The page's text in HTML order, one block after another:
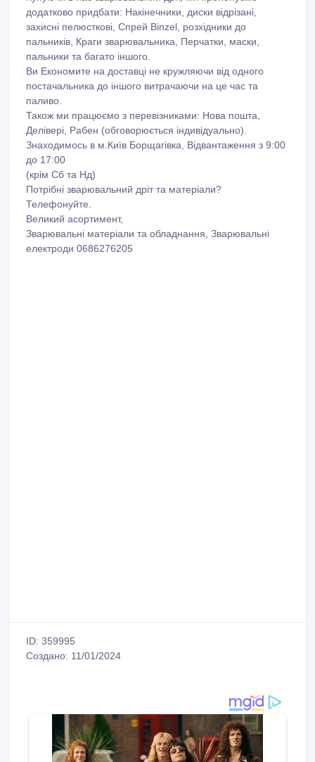
додатково придбати: Накінечники, диски відрізані,
захисні пелюсткові, Спрей Binzel, розхідники до
пальників, Краги зварювальника, Перчатки, маски,
пальники та багато іншого.
Ви Економите на доставці не кружляючи від одного
постачальника до іншого витрачаючи на це час та
паливо.
Також ми працюємо з перевізниками: Нова пошта,
Делівері, Рабен (обговорюється індивідуально).
Знаходимось в м.Київ Борщагівка, Відвантаження з 9:00
до 17:00
(крім Сб та Нд)
Потрібні зварювальний дріт та матеріали?
Телефонуйте.
Великий асортимент,
Зварювальні матеріали та обладнання, Зварювальні
електроди 0686276205
ID: 359995
Создано: 11/01/2024